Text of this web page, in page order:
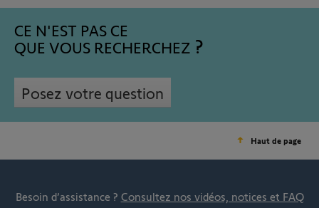
CE N'EST PAS CE
QUE VOUS RECHERCHEZ
Posez votre question
Haut de page
Besoin d’assistance ? Consultez nos vidéos, notices et FAQ